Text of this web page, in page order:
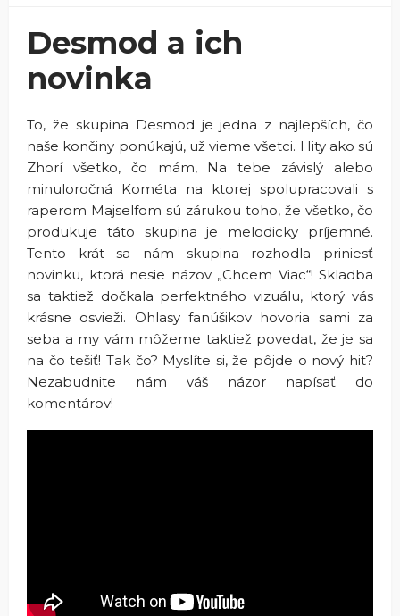
Desmod a ich
novinka
To, že skupina Desmod je jedna z najlepších, čo
naše končiny ponúkajú, už vieme všetci. Hity ako sú
Zhorí všetko, čo mám, Na tebe závislý alebo
minuloročná Kométa na ktorej spolupracovali s
raperom Majselfom sú zárukou toho, že všetko, čo
produkuje táto skupina je melodicky príjemné.
Tento krát sa nám skupina rozhodla priniesť
novinku, ktorá nesie názov „Chcem Viac“! Skladba
sa taktiež dočkala perfektného vizuálu, ktorý vás
krásne osvieži. Ohlasy fanúšikov hovoria sami za
seba a my vám môžeme taktiež povedať, že je sa
na čo tešiť! Tak čo? Myslíte si, že pôjde o nový hit?
Nezabudnite nám váš názor napísať do
komentárov!